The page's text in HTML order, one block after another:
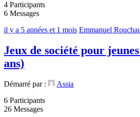
4 Participants
6 Messages
il y a 5 années et 1 mois Emmanuel
Jeux de société pour
ans)
Démarré par :
Assia
6 Participants
26 Messages